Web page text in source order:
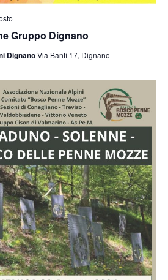
Gruppo Dignano
DignanoVia Banfi 17, Dignano